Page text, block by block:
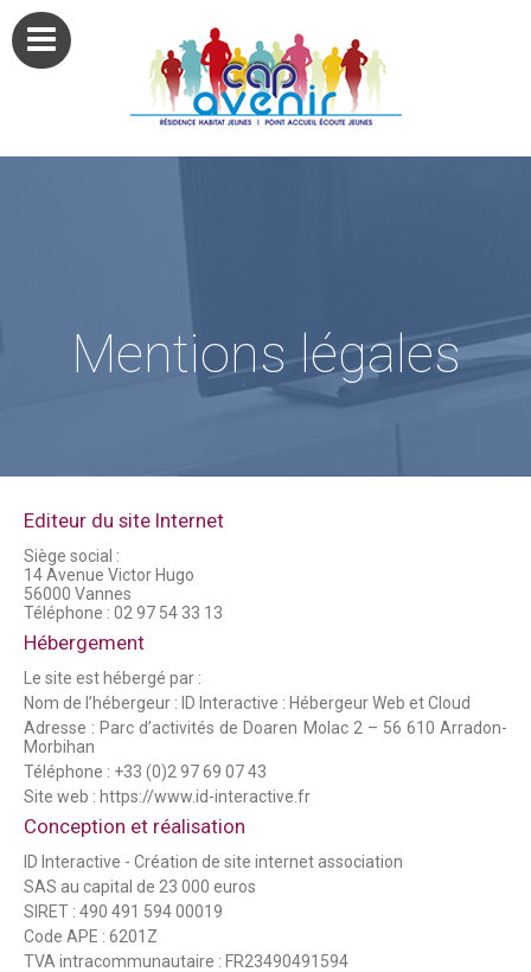
Mentions légales
Editeur du site Internet
Siège social :
14 Avenue Victor Hugo
56000 Vannes
Téléphone : 02 97 54 33 13
Hébergement
Le site est hébergé par :
Nom de l’hébergeur : ID Interactive : Hébergeur Web et Cloud
Adresse : Parc d’activités de Doaren Molac 2 – 56 610 Arradon-
Morbihan
Téléphone : +33 (0)2 97 69 07 43
Site web : https://www.id-interactive.fr
Conception et réalisation
ID Interactive - Création de site internet association
SAS au capital de 23 000 euros
SIRET : 490 491 594 00019
Code APE : 6201Z
TVA intracommunautaire : FR23490491594